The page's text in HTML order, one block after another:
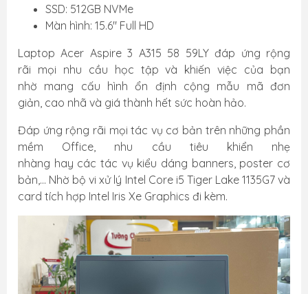
SSD: 512GB NVMe
Màn hình: 15.6" Full HD
Laptop Acer Aspire 3 A315 58 59LY đáp ứng rộng
rãi mọi nhu cầu học tập và khiến việc của bạn
nhờ mang cấu hình ổn định cộng mẫu mã đơn
giản, cao nhã và giá thành hết sức hoàn hảo.
Đáp ứng rộng rãi mọi tác vụ cơ bản trên những phần
mềm Office, nhu cầu tiêu khiển nhẹ
nhàng hay các tác vụ kiểu dáng banners, poster cơ
bản,... Nhờ bộ vi xử lý Intel Core i5 Tiger Lake 1135G7 và
card tích hợp Intel Iris Xe Graphics đi kèm.